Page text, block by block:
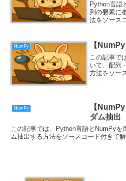
Python言語
列の要素に
法をソース
NumPy 【
この記事で
いて、配列
方法をソー
NumPy
【
ダム抽出
この記事では、Python言語とNumPyを
ム抽出する方法をソースコード付きで解